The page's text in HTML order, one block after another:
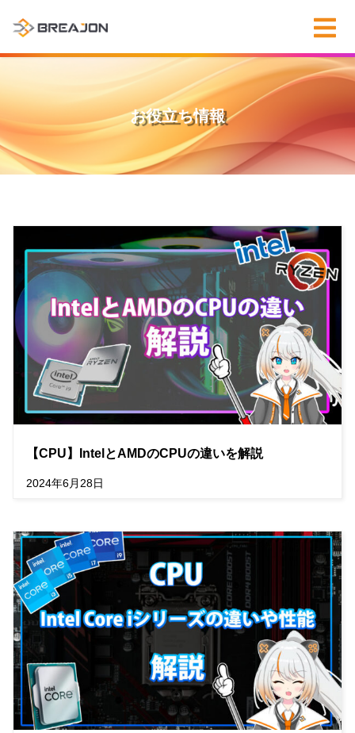
お役立ち情報
【CPU】IntelとAMDのCPUの違いを解説
2024年6月28日